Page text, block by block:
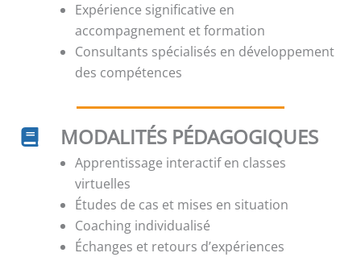
Expérience significative en
accompagnement et formation
Consultants spécialisés en développement
des compétences
MODALITÉS PÉDAGOGIQUES
Apprentissage interactif en classes
virtuelles
Études de cas et mises en situation
Coaching individualisé
Échanges et retours d’expériences